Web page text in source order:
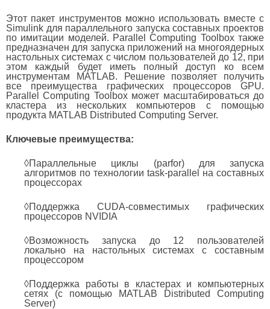
Этот пакет инструментов можно использовать вместе с
Simulink для параллельного запуска составных проектов
по имитации моделей. Parallel Computing Toolbox также
предназначен для запуска приложений на многоядерных
настольных системах с числом пользователей до 12, при
этом каждый будет иметь полный доступ ко всем
инструментам MATLAB. Решение позволяет получить
все преимущества графических процессоров GPU.
Parallel Computing Toolbox может масштабироваться до
кластера из нескольких компьютеров с помощью
продукта MATLAB Distributed Computing Server.
Ключевые преимущества:
◊Параллельные циклы (parfor) для запуска
алгоритмов по технологии task-parallel на составных
процессорах
◊Поддержка CUDA-совместимых графических
процессоров NVIDIA
◊Возможность запуска до 12 пользователей
локально на настольных системах с составным
процессором
◊Поддержка работы в кластерах и компьютерных
сетях (с помощью MATLAB Distributed Computing
Server)